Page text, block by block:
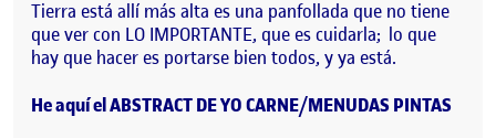
Tierra está allí más alta es una panfollada que no tiene
que ver con LO IMPORTANTE, que es cuidarla; lo que
hay que hacer es portarse bien todos, y ya está.
He aquí el ABSTRACT DE YO CARNE/MENUDAS PINTAS